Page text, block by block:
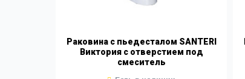
Раковина с пьедесталом SANTERI
Виктория с отверстием под
смеситель